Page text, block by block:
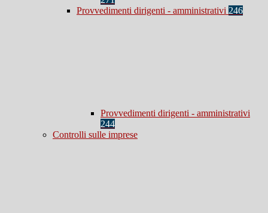
Provvedimenti dirigenti - amministrativi 246
Provvedimenti dirigenti - amministrativi
244
Controlli sulle imprese